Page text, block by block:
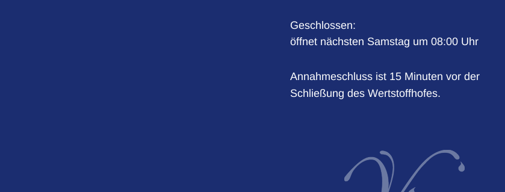
Klicken, um weitere Öffnungs- oder
Geschlossen:
öffnet nächsten Samstag um 08:00 Uhr
Annahmeschluss ist 15 Minuten vor der
Schließung des Wertstoffhofes.